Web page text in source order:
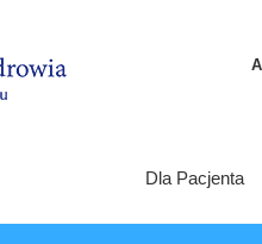
A
Dla Pacjenta